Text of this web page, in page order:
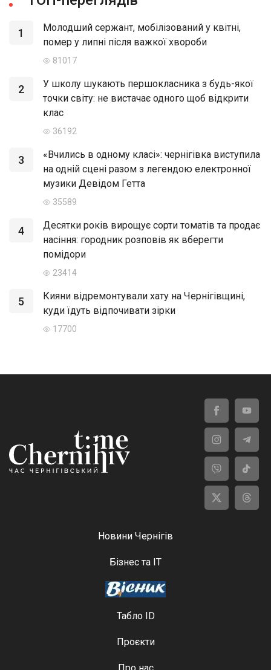
1
Молодший сержант, мобілізований у квітні,
помер у липні після важкої хвороби
81017
2
У школу шукають першокласника з будь-якої
точки світу: не вистачає одного щоб відкрити
клас
36192
3
«Вчились в одному класі»: чернігівка виступила
на одній сцені разом з легендою електронної
музики Девідом Гетта
35589
4
Десятки років вирощує сорти томатів та продає
насіння: городник розповів як вберегти
помідори
23414
5
Кияни відремонтували хату на Чернігівщині,
куди їдуть відпочивати зірки
17700
Новини Чернігів
Бізнес та ІТ
Табло ID
Проєкти